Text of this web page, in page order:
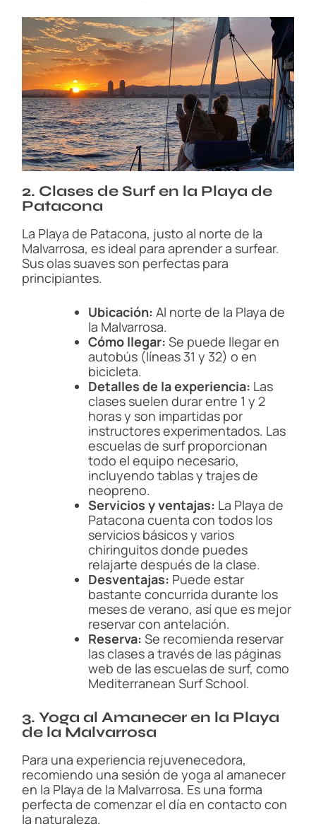
2. Clases de Surf en la Playa de
Patacona
La Playa de Patacona, justo al norte de la
Malvarrosa, es ideal para aprender a surfear.
Sus olas suaves son perfectas para
principiantes.
Ubicación: Al norte de la Playa de
la Malvarrosa.
Cómo llegar: Se puede llegar en
autobús (líneas 31 y 32) o en
bicicleta.
Detalles de la experiencia: Las
clases suelen durar entre 1 y 2
horas y son impartidas por
instructores experimentados. Las
escuelas de surf proporcionan
todo el equipo necesario,
incluyendo tablas y trajes de
neopreno.
Servicios y ventajas: La Playa de
Patacona cuenta con todos los
servicios básicos y varios
chiringuitos donde puedes
relajarte después de la clase.
Desventajas: Puede estar
bastante concurrida durante los
meses de verano, así que es mejor
reservar con antelación.
Reserva: Se recomienda reservar
las clases a través de las páginas
web de las escuelas de surf, como
Mediterranean Surf School.
3. Yoga al Amanecer en la Playa
de la Malvarrosa
Para una experiencia rejuvenecedora,
recomiendo una sesión de yoga al amanecer
en la Playa de la Malvarrosa. Es una forma
perfecta de comenzar el día en contacto con
la naturaleza.